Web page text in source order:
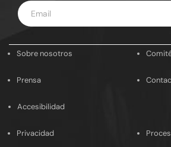
Introduce
tu
Sobre nosotros
Prensa
Accesibilidad
Privacidad